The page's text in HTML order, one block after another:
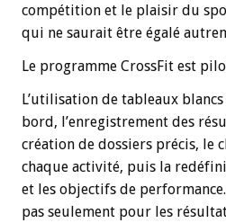
compétition et le plaisir du
qui ne saurait être égalé
Le programme CrossFit est
L’utilisation de tableaux
bord, l’enregistrement des
création de dossiers précis, le
chaque activité, puis la
et les objectifs de
pas seulement pour les